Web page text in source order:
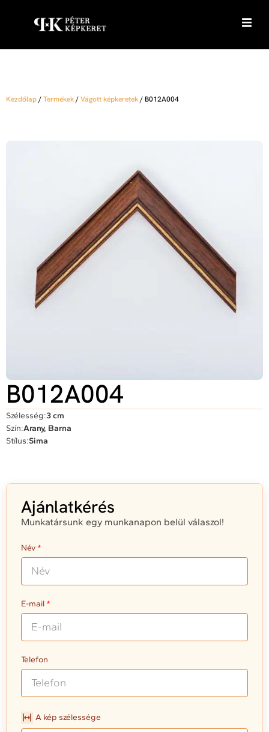
Kezdőlap/Termékek/Vágott képkeretek/B012A004
B012A004
Szélesség:3 cm
Szín:Arany, Barna
Stílus:Sima
Ajánlatkérés
Munkatársunk egy munkanapon belül válaszol!
Név
E-mail
Telefon
A kép szélessége